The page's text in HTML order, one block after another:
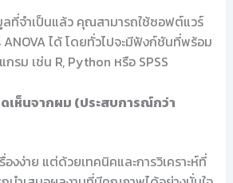
ที่จำเป็นแล้ว คุณสามารถใช้ซอฟต์แวร์
ANOVA ได้ โดยทั่วไปจะมีฟังก์ชันที่พร้อม
กรม เช่น R, Python หรือ SPSS
เห็นจากผม (ประสบการณ์กว่า
องง่าย แต่ด้วยเทคนิคและการวิเคราะห์ที่